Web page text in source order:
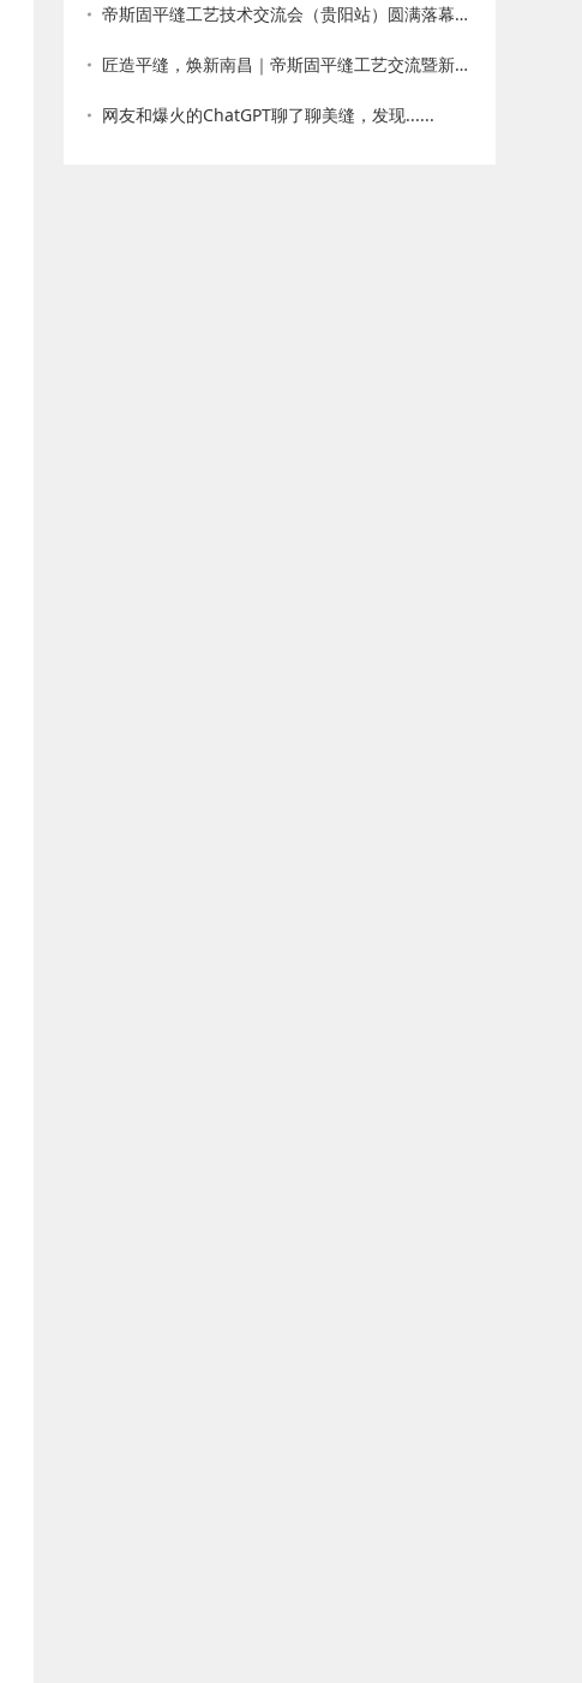
帝斯固平缝工艺技术交流会（贵阳站）圆满落幕！以技会友，新品赋能
匠造平缝，焕新南昌｜帝斯固平缝工艺交流暨新品发布会圆满落幕
网友和爆火的ChatGPT聊了聊美缝，发现......